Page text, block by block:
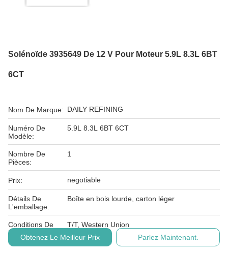
Solénoïde 3935649 De 12 V Pour Moteur 5.9L 8.3L 6BT
6CT
Nom De Marque: DAILY REFINING
Numéro De
Modèle:
5.9L 8.3L 6BT 6CT
Nombre De
Pièces:
1
Prix: negotiable
Détails De
L'emballage:
Boîte en bois lourde, carton léger
Conditions De
Paiement:
T/T, Western Union
Obtenez Le Meilleur Prix
Parlez Maintenant.